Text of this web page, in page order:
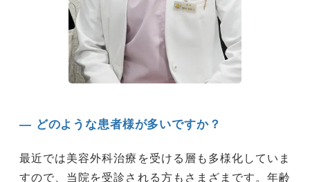
― どのような患者様が多いですか？
最近では美容外科治療を受ける層も多様化していま
すので、当院を受診される方もさまざまです。年齢